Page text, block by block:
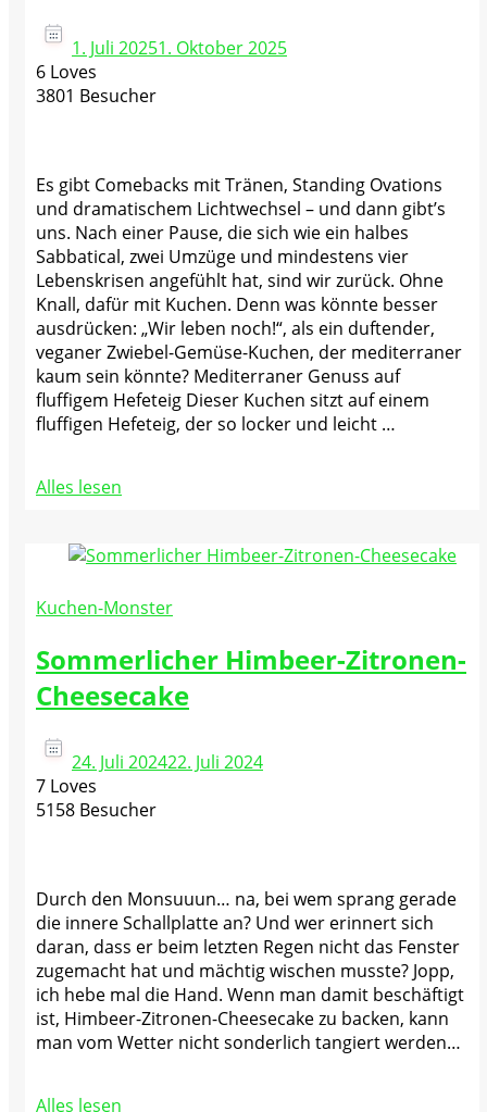
1. Juli 20251. Oktober 2025
6 Loves
3801 Besucher
Es gibt Comebacks mit Tränen, Standing Ovations
und dramatischem Lichtwechsel – und dann gibt’s
uns. Nach einer Pause, die sich wie ein halbes
Sabbatical, zwei Umzüge und mindestens vier
Lebenskrisen angefühlt hat, sind wir zurück. Ohne
Knall, dafür mit Kuchen. Denn was könnte besser
ausdrücken: „Wir leben noch!“, als ein duftender,
veganer Zwiebel-Gemüse-Kuchen, der mediterraner
kaum sein könnte? Mediterraner Genuss auf
fluffigem Hefeteig Dieser Kuchen sitzt auf einem
fluffigen Hefeteig, der so locker und leicht …
Alles lesen
Kuchen-Monster
Sommerlicher Himbeer-Zitronen-
Cheesecake
24. Juli 202422. Juli 2024
7 Loves
5158 Besucher
Durch den Monsuuun… na, bei wem sprang gerade
die innere Schallplatte an? Und wer erinnert sich
daran, dass er beim letzten Regen nicht das Fenster
zugemacht hat und mächtig wischen musste? Jopp,
ich hebe mal die Hand. Wenn man damit beschäftigt
ist, Himbeer-Zitronen-Cheesecake zu backen, kann
man vom Wetter nicht sonderlich tangiert werden…
Alles lesen